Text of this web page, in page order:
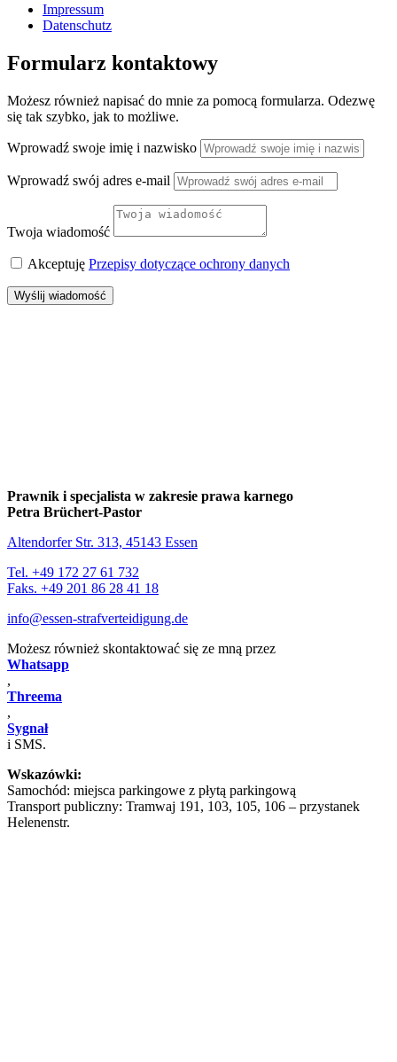
Impressum
Datenschutz
Formularz kontaktowy
Możesz również napisać do mnie za pomocą formularza. Odezwę
się tak szybko, jak to możliwe.
Wprowadź swoje imię i nazwisko
Wprowadź swój adres e-mail
Twoja wiadomość
Akceptuję Przepisy dotyczące ochrony danych
Wyślij wiadomość
Prawnik i specjalista w zakresie prawa karnego
Petra Brüchert-Pastor
Altendorfer Str. 313, 45143 Essen
Tel. +49 172 27 61 732
Faks. +49 201 86 28 41 18
info@essen-strafverteidigung.de
Możesz również skontaktować się ze mną przez
Whatsapp
,
Threema
,
Sygnał
i SMS.
Wskazówki:
Samochód: miejsca parkingowe z płytą parkingową
Transport publiczny: Tramwaj 191, 103, 105, 106 – przystanek
Helenenstr.